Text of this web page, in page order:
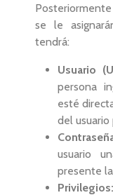
se le
tendrá:
Usuario
persona
esté
del
usuario
presente
Privilegios: